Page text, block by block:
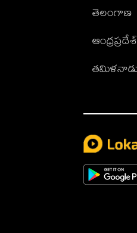
తెలంగాణ
ఆంధ్రప్రదేశ్